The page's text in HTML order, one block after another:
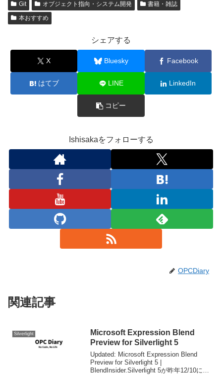
Git オブジェクト指向・システム開発
書籍・雑誌
本おすすめ
シェアする
X Bluesky Facebook
はてブ LINE LinkedIn
コピー
Ishisakaをフォローする
OPCDiary
関連記事
Silverlight
Microsoft Expression Blend
Preview for Silverlight 5
Updated: Microsoft Expression Blend
Preview for Silverlight 5 |
BlendInsider.Silverlight 5が昨年12/10にリ